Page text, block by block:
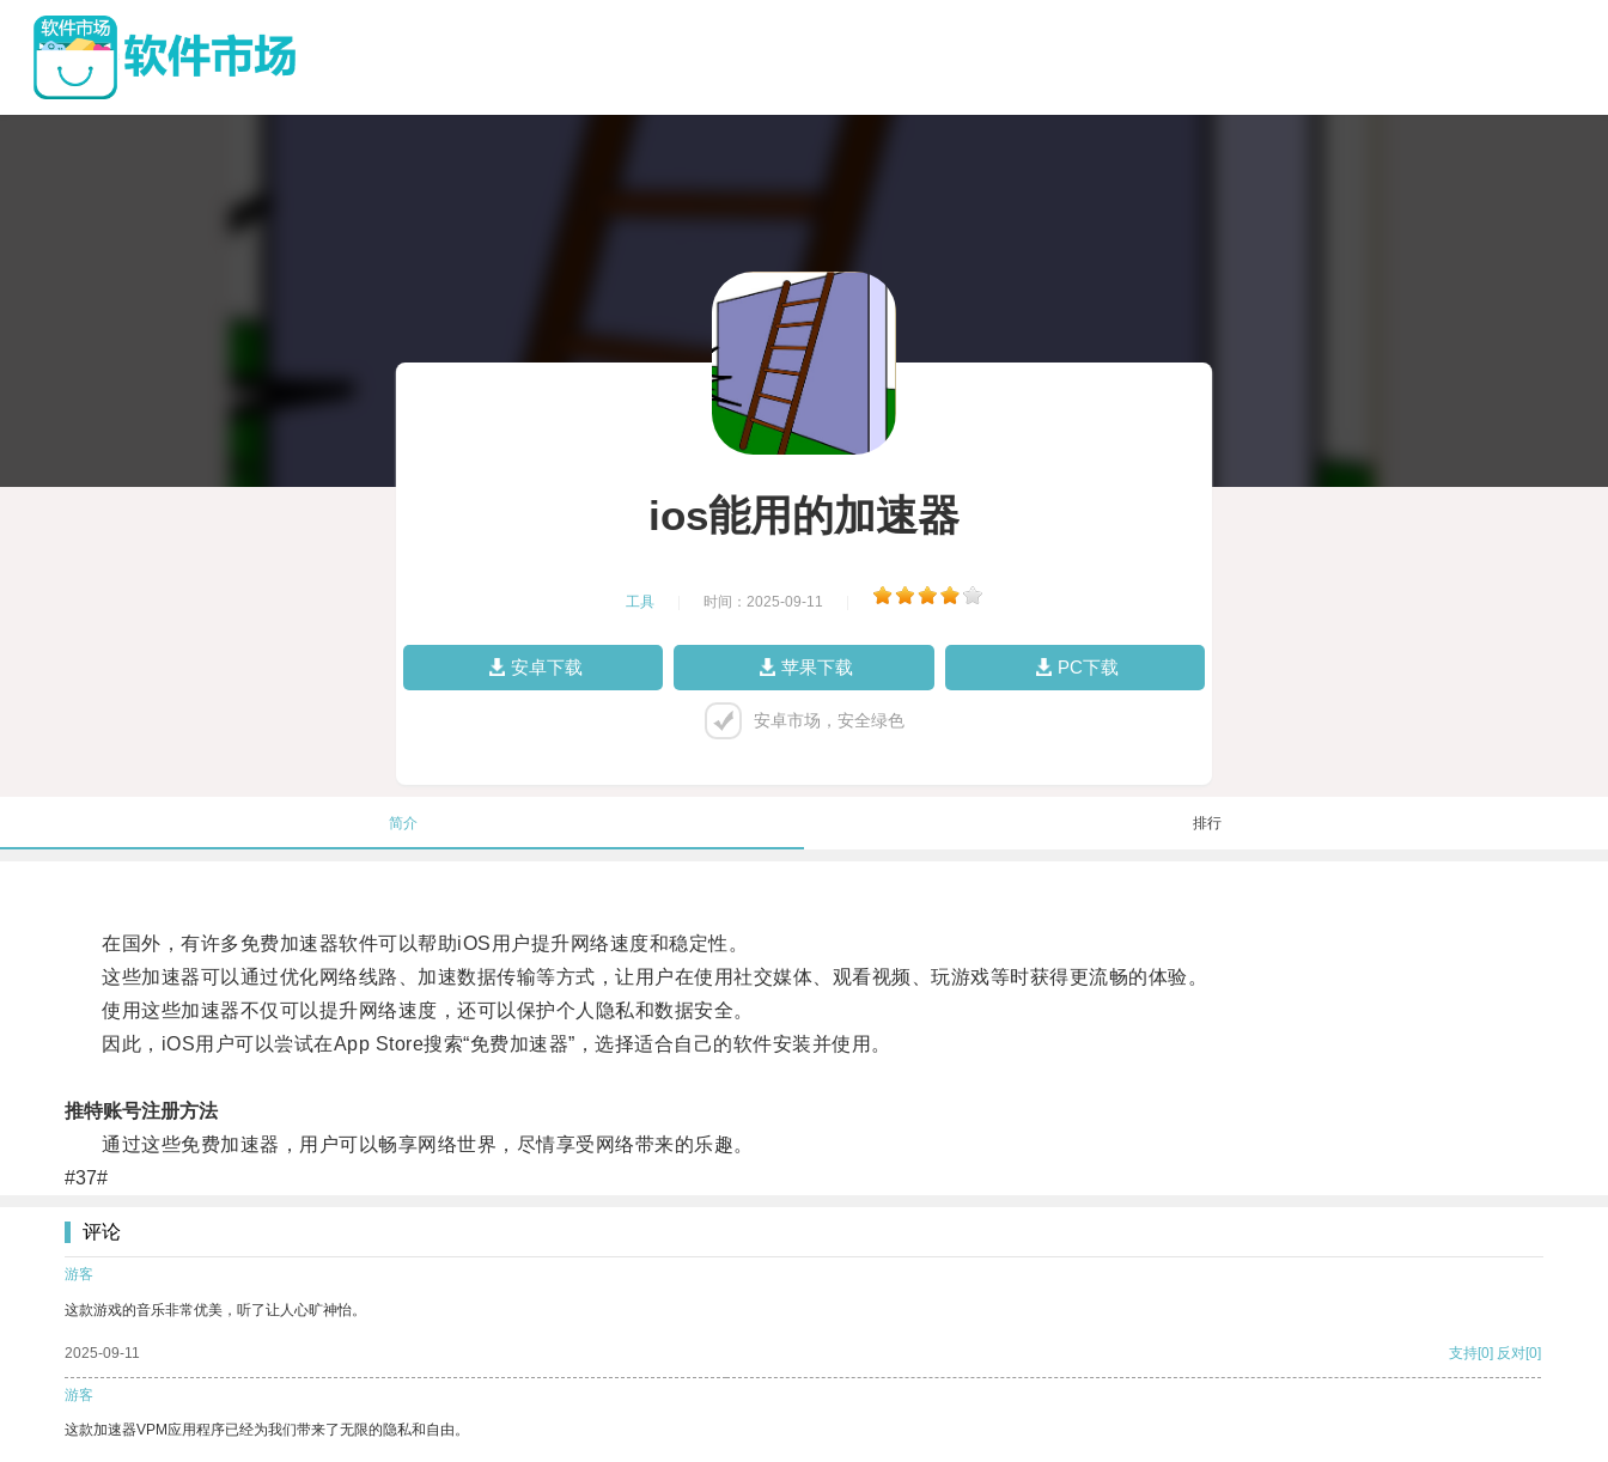
ios能用的加速器
工具 时间：2025-09-11
安卓下载 苹果下载 PC下载
安卓市场，安全绿色
简介 排行
在国外，有许多免费加速器软件可以帮助iOS用户提升网络速度和稳定性。
这些加速器可以通过优化网络线路、加速数据传输等方式，让用户在使用社交媒体、观看视频、玩游戏等时获得更流畅的体验。
使用这些加速器不仅可以提升网络速度，还可以保护个人隐私和数据安全。
因此，iOS用户可以尝试在App Store搜索“免费加速器”，选择适合自己的软件安装并使用。
推特账号注册方法
通过这些免费加速器，用户可以畅享网络世界，尽情享受网络带来的乐趣。
#37#
评论
游客
这款游戏的音乐非常优美，听了让人心旷神怡。
2025-09-11 支持[0] 反对[0]
游客
这款加速器VPM应用程序已经为我们带来了无限的隐私和自由。